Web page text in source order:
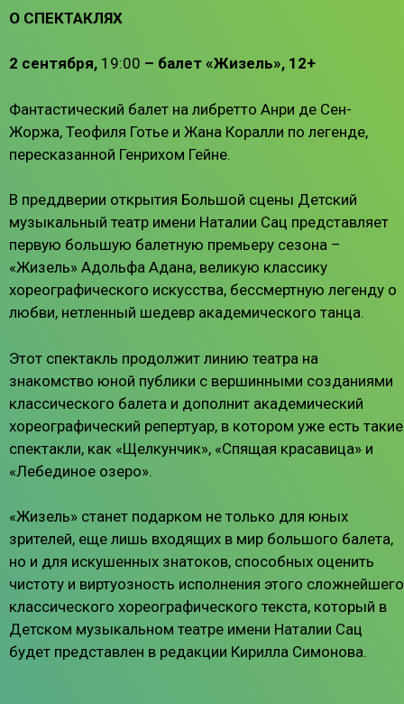
О СПЕКТАКЛЯХ
2 сентября, 19:00 – балет «Жизель», 12+
Фантастический балет на либретто Анри де Сен-
Жоржа, Теофиля Готье и Жана Коралли по легенде,
пересказанной Генрихом Гейне.
В преддверии открытия Большой сцены Детский
музыкальный театр имени Наталии Сац представляет
первую большую балетную премьеру сезона –
«Жизель» Адольфа Адана, великую классику
хореографического искусства, бессмертную легенду о
любви, нетленный шедевр академического танца.
Этот спектакль продолжит линию театра на
знакомство юной публики с вершинными созданиями
классического балета и дополнит академический
хореографический репертуар, в котором уже есть такие
спектакли, как «Щелкунчик», «Спящая красавица» и
«Лебединое озеро».
«Жизель» станет подарком не только для юных
зрителей, еще лишь входящих в мир большого балета,
но и для искушенных знатоков, способных оценить
чистоту и виртуозность исполнения этого сложнейшего
классического хореографического текста, который в
Детском музыкальном театре имени Наталии Сац
будет представлен в редакции Кирилла Симонова.